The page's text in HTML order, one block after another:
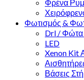
Φρένα
Φωτισμός &
Drl / Φώτα
LED
Xenon Kit
Βάσεις